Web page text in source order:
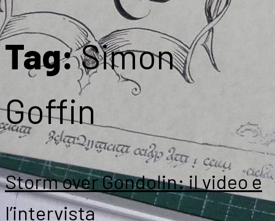
Tag:Simon
Goffin
Storm over Gondolin: il video e
l’intervista